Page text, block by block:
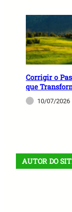
Corrigir o
que
10/07/2026
AUTOR DO